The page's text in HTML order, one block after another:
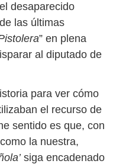
desaparecido
las últimas
” en plena
al diputado de
para ver cómo
el recurso de
sentido es que, con
la nuestra,
siga encadenado